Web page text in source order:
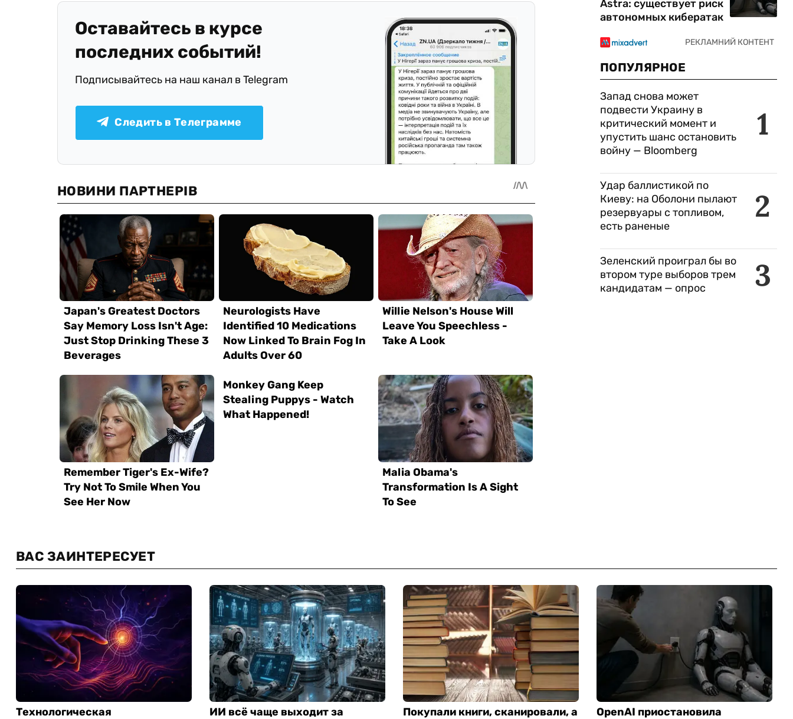
Оставайтесь в курсе
последних событий!
Подписывайтесь на наш канал в Telegram
Следить в Телеграмме
Astra: существует риск
автономных кибератак
ПОПУЛЯРНОЕ
1
Запад снова может
подвести Украину в
критический момент и
упустить шанс остановить
войну — Bloomberg
2
Удар баллистикой по
Киеву: на Оболони пылают
резервуары с топливом,
есть раненые
3
Зеленский проиграл бы во
втором туре выборов трем
кандидатам — опрос
ВАС ЗАИНТЕРЕСУЕТ
Технологическая ИИ всё чаще выходит за Покупали книги, сканировали, а OpenAI приостановила